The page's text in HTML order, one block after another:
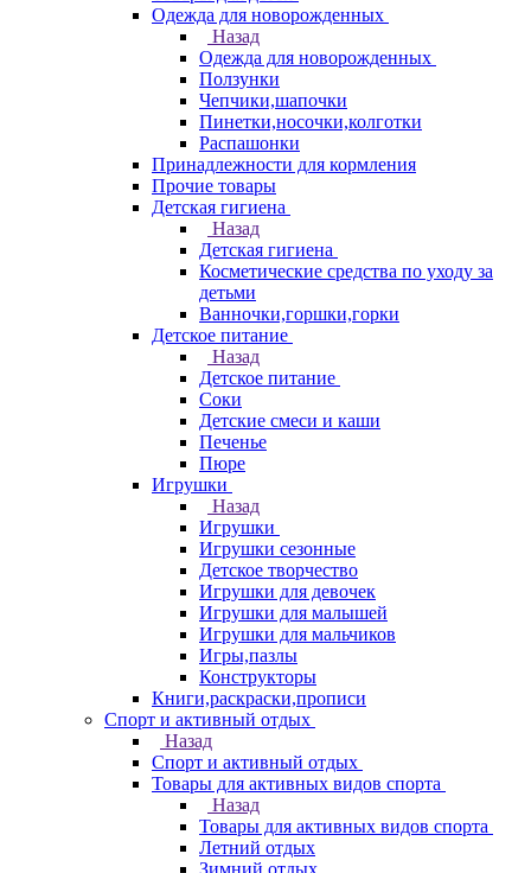
Одежда для новорожденных
Назад
Одежда для новорожденных
Ползунки
Чепчики,шапочки
Пинетки,носочки,колготки
Распашонки
Принадлежности для кормления
Прочие товары
Детская гигиена
Назад
Детская гигиена
Косметические средства по уходу за
детьми
Ванночки,горшки,горки
Детское питание
Назад
Детское питание
Соки
Детские смеси и каши
Печенье
Пюре
Игрушки
Назад
Игрушки
Игрушки сезонные
Детское творчество
Игрушки для девочек
Игрушки для малышей
Игрушки для мальчиков
Игры,пазлы
Конструкторы
Книги,раскраски,прописи
Спорт и активный отдых
Назад
Спорт и активный отдых
Товары для активных видов спорта
Назад
Товары для активных видов спорта
Летний отдых
Зимний отдых